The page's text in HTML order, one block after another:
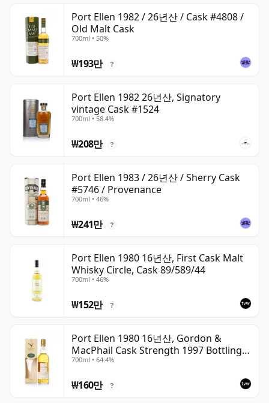
Port Ellen 1982 / 26년산 / Cask #4808 /
Old Malt Cask
700ml • 50%
₩193만 ?
Port Ellen 1982 26년산, Signatory
vintage Cask #1524
700ml • 58.4%
₩208만 ?
Port Ellen 1983 / 26년산 / Sherry Cask
#5746 / Provenance
700ml • 46%
₩241만 ?
Port Ellen 1980 16년산, First Cask Malt
Whisky Circle, Cask 89/589/44
700ml • 46%
₩152만 ?
Port Ellen 1980 16년산, Gordon &
MacPhail Cask Strength 1997 Bottling
with Box
700ml • 64.4%
₩160만 ?